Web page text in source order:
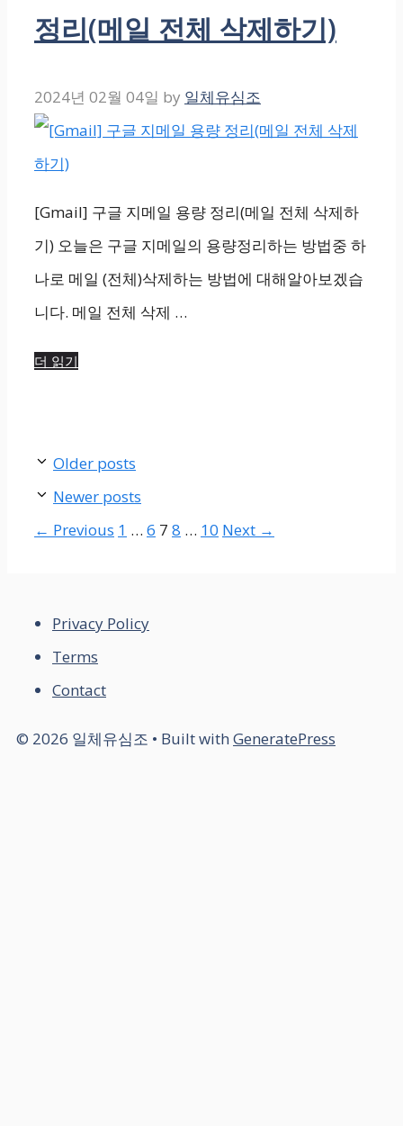
정리(메일 전체 삭제하기)
2024년 02월 04일 by 일체유심조
[Gmail] 구글 지메일 용량 정리(메일 전체 삭제하
기) 오늘은 구글 지메일의 용량정리하는 방법중 하
나로 메일 (전체)삭제하는 방법에 대해알아보겠습
니다. 메일 전체 삭제 …
더 읽기
Older posts
Newer posts
← Previous Page
1 … Page
6 Page
7 Page
8 … Page
10 Next →
Privacy Policy
Terms
Contact
© 2026 일체유심조 • Built with GeneratePress